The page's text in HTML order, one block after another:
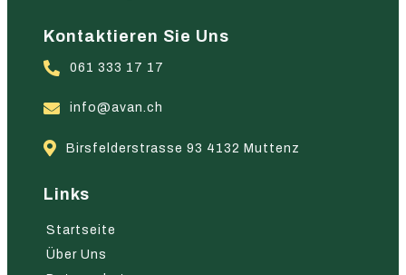
Kontaktieren Sie Uns
061 333 17 17
info@avan.ch
Birsfelderstrasse 93 4132 Muttenz
Links
Startseite
Über Uns